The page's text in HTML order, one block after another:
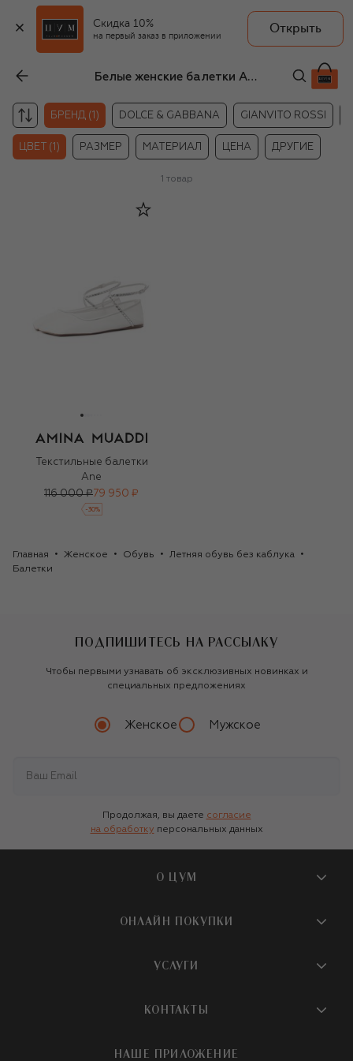
Скидка 10%
на первый заказ в приложении
Открыть
Белые женские балетки Amina Muaddi
БРЕНД (1) DOLCE & GABBANA GIANVITO ROSSI
ЦВЕТ (1) РАЗМЕР МАТЕРИАЛ ЦЕНА ДРУГИЕ
1 товар
Текстильные балетки
Ane
116 000 ₽79 950 ₽
-30%
Главная Женское Обувь
Летняя обувь без каблука
Балетки
ПОДПИШИТЕСЬ НА РАССЫЛКУ
Чтобы первыми узнавать об эксклюзивных новинках и
специальных предложениях
Женское Мужское
Продолжая, вы даете согласие
на обработку персональных данных
О ЦУМ
О магазине
Бутики и ПВЗ ЦУМ
Карьера
ОНЛАЙН ПОКУПКИ
Доставка
УСЛУГИ
Подарочная карта
КОНТАКТЫ
НАШЕ ПРИЛОЖЕНИЕ